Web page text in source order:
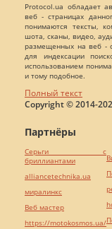
Protocol.ua обладает
веб - страницах
понимаются тексты,
шота, сканы, видео,
размещенных на веб -
для индексации
использованием
и тому подобное.
Полный текст
Copyright © 2014-
Партнёры
Серьги с
бриллиантами
alliancetechnika.ua
миралинкс
Веб мастер
https://motokosmos.ua/